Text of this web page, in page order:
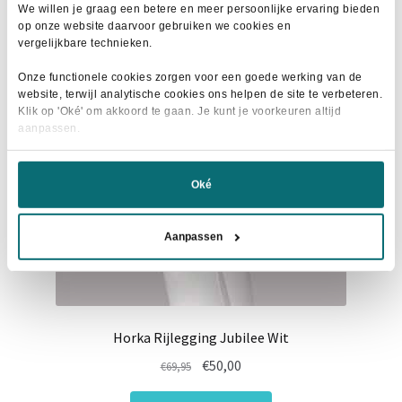
We willen je graag een betere en meer persoonlijke ervaring bieden
op onze website daarvoor gebruiken we cookies en
vergelijkbare technieken.
Onze functionele cookies zorgen voor een goede werking van de
website, terwijl analytische cookies ons helpen de site te verbeteren.
Klik op 'Oké' om akkoord te gaan. Je kunt je voorkeuren altijd
aanpassen.
Oké
Aanpassen
variaties.
Deze
kan
gekozen
op
Horka Rijlegging Jubilee Wit
- 27%
€69,95
Oorspronkelijke
prijs
€50,00
prijs